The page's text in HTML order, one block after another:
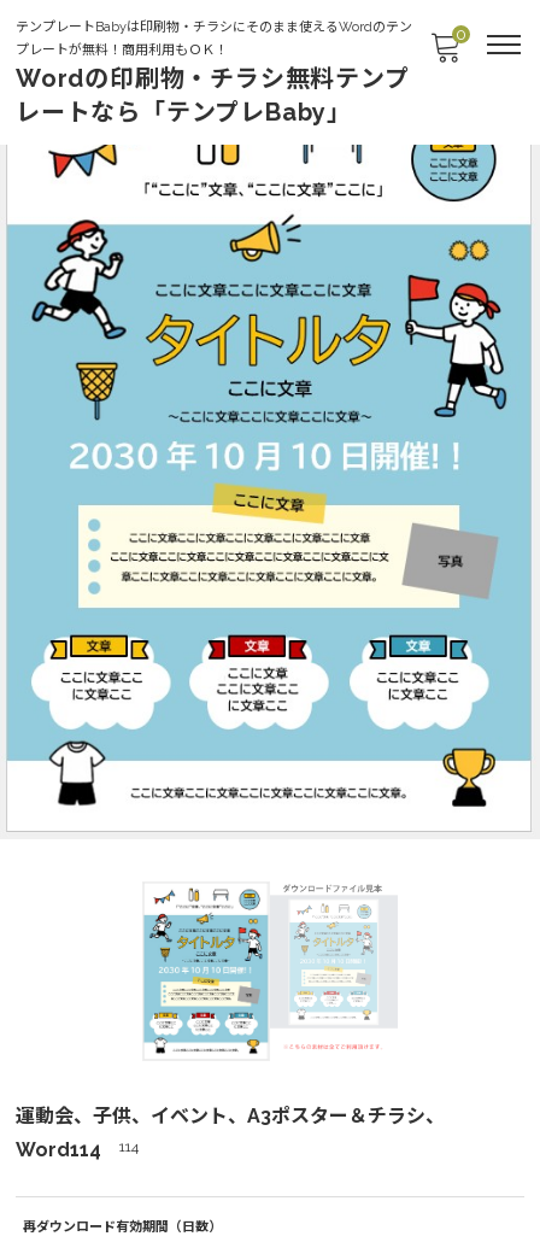
テンプレートBabyは印刷物・チラシにそのまま使えるWordのテン
プレートが無料！商用利用もＯＫ！
Wordの印刷物・チラシ無料テンプ
レートなら「テンプレBaby」
0
運動会、子供、イベント、A3ポスター＆チラシ、
Word114
114
再ダウンロード有効期間（日数）